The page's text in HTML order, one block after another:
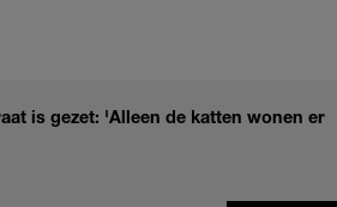
is gezet: 'Alleen de katten wonen er